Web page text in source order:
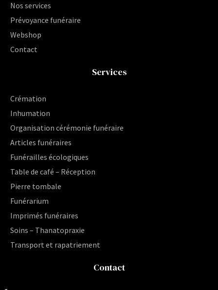
Nos services
Prévoyance funéraire
Webshop
Contact
Services
Crémation
Inhumation
Organisation cérémonie funéraire
Articles funéraires
Funérailles écologiques
Table de café – Réception
Pierre tombale
Funérarium
Imprimés funéraires
Soins – Thanatopraxie
Transport et rapatriement
Contact